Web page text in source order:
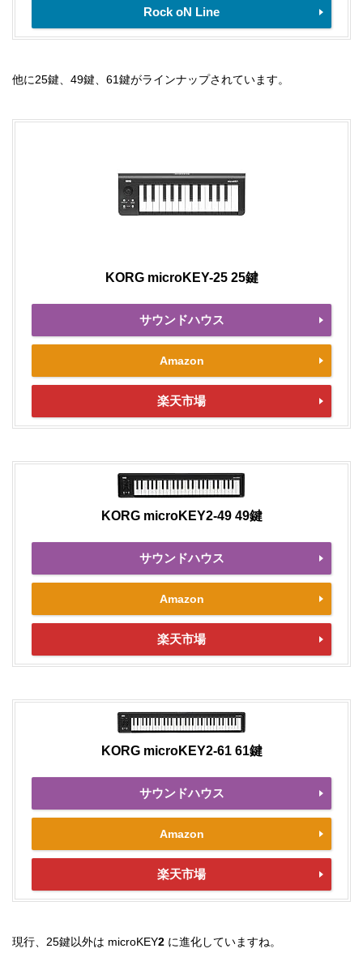
Rock oN Line
他に25鍵、49鍵、61鍵がラインナップされています。
KORG microKEY-25 25鍵
サウンドハウス
Amazon
楽天市場
KORG microKEY2-49 49鍵
サウンドハウス
Amazon
楽天市場
KORG microKEY2-61 61鍵
サウンドハウス
Amazon
楽天市場
現行、25鍵以外は microKEY2 に進化していますね。